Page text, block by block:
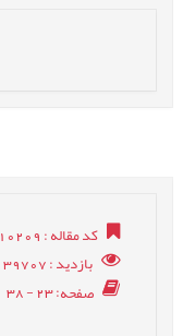
کد مقاله: 20200510209
بازدید: 39707
صفحه: 23 - 38